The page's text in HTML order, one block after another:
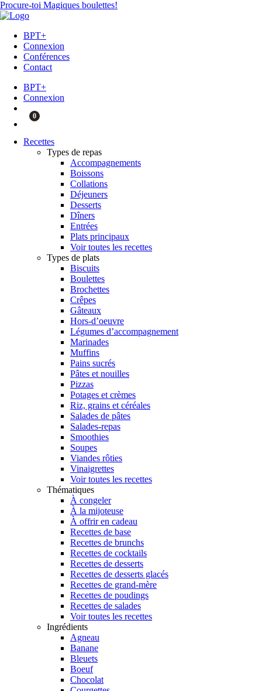
Procure-toi Magiques boulettes!
BPT+
Connexion
Conférences
Contact
BPT+
Connexion
0
Recettes
Types de repas
Accompagnements
Boissons
Collations
Déjeuners
Desserts
Dîners
Entrées
Plats principaux
Voir toutes les recettes
Types de plats
Biscuits
Boulettes
Brochettes
Crêpes
Gâteaux
Hors-d’oeuvre
Légumes d’accompagnement
Marinades
Muffins
Pains sucrés
Pâtes et nouilles
Pizzas
Potages et crèmes
Riz, grains et céréales
Salades de pâtes
Salades-repas
Smoothies
Soupes
Viandes rôties
Vinaigrettes
Voir toutes les recettes
Thématiques
À congeler
À la mijoteuse
À offrir en cadeau
Recettes de base
Recettes de brunchs
Recettes de cocktails
Recettes de desserts
Recettes de desserts glacés
Recettes de grand-mère
Recettes de poudings
Recettes de salades
Voir toutes les recettes
Ingrédients
Agneau
Banane
Bleuets
Boeuf
Chocolat